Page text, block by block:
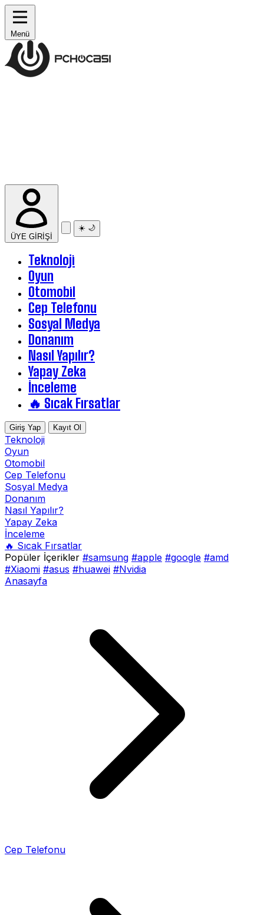
Menü
ÜYE GİRİŞİ
☀️ 🌙
Teknoloji
Oyun
Otomobil
Cep Telefonu
Sosyal Medya
Donanım
Nasıl Yapılır?
Yapay Zeka
İnceleme
🔥 Sıcak Fırsatlar
Giriş Yap Kayıt Ol
Teknoloji
Oyun
Otomobil
Cep Telefonu
Sosyal Medya
Donanım
Nasıl Yapılır?
Yapay Zeka
İnceleme
🔥 Sıcak Fırsatlar
Popüler İçerikler #samsung #apple #google #amd
#Xiaomi #asus #huawei #Nvidia
Anasayfa
Cep Telefonu